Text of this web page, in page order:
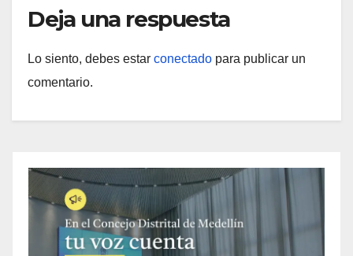
Deja una respuesta
Lo siento, debes estar conectado para publicar un
comentario.